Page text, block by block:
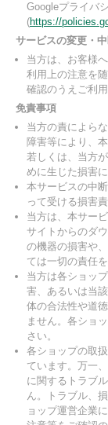
Googleプライバ
(https://
サービスの変更・
当方は、お客様
利用上の注意を
確認のうえご利用
免責事項
当方の責によら
障害等により、
若しくは、当方
めに生じた損害
本サービスの中
って受ける損害
当方は、本サー
サイトからのダ
の機器の損害や
ては一切の責任
当方は各ショッ
害、あるいは当
体の合法性や道
ません。各ショ
さい。
各ショップの取
ています。万一
に関するトラブ
ん。トラブル、
ョップ運営企業